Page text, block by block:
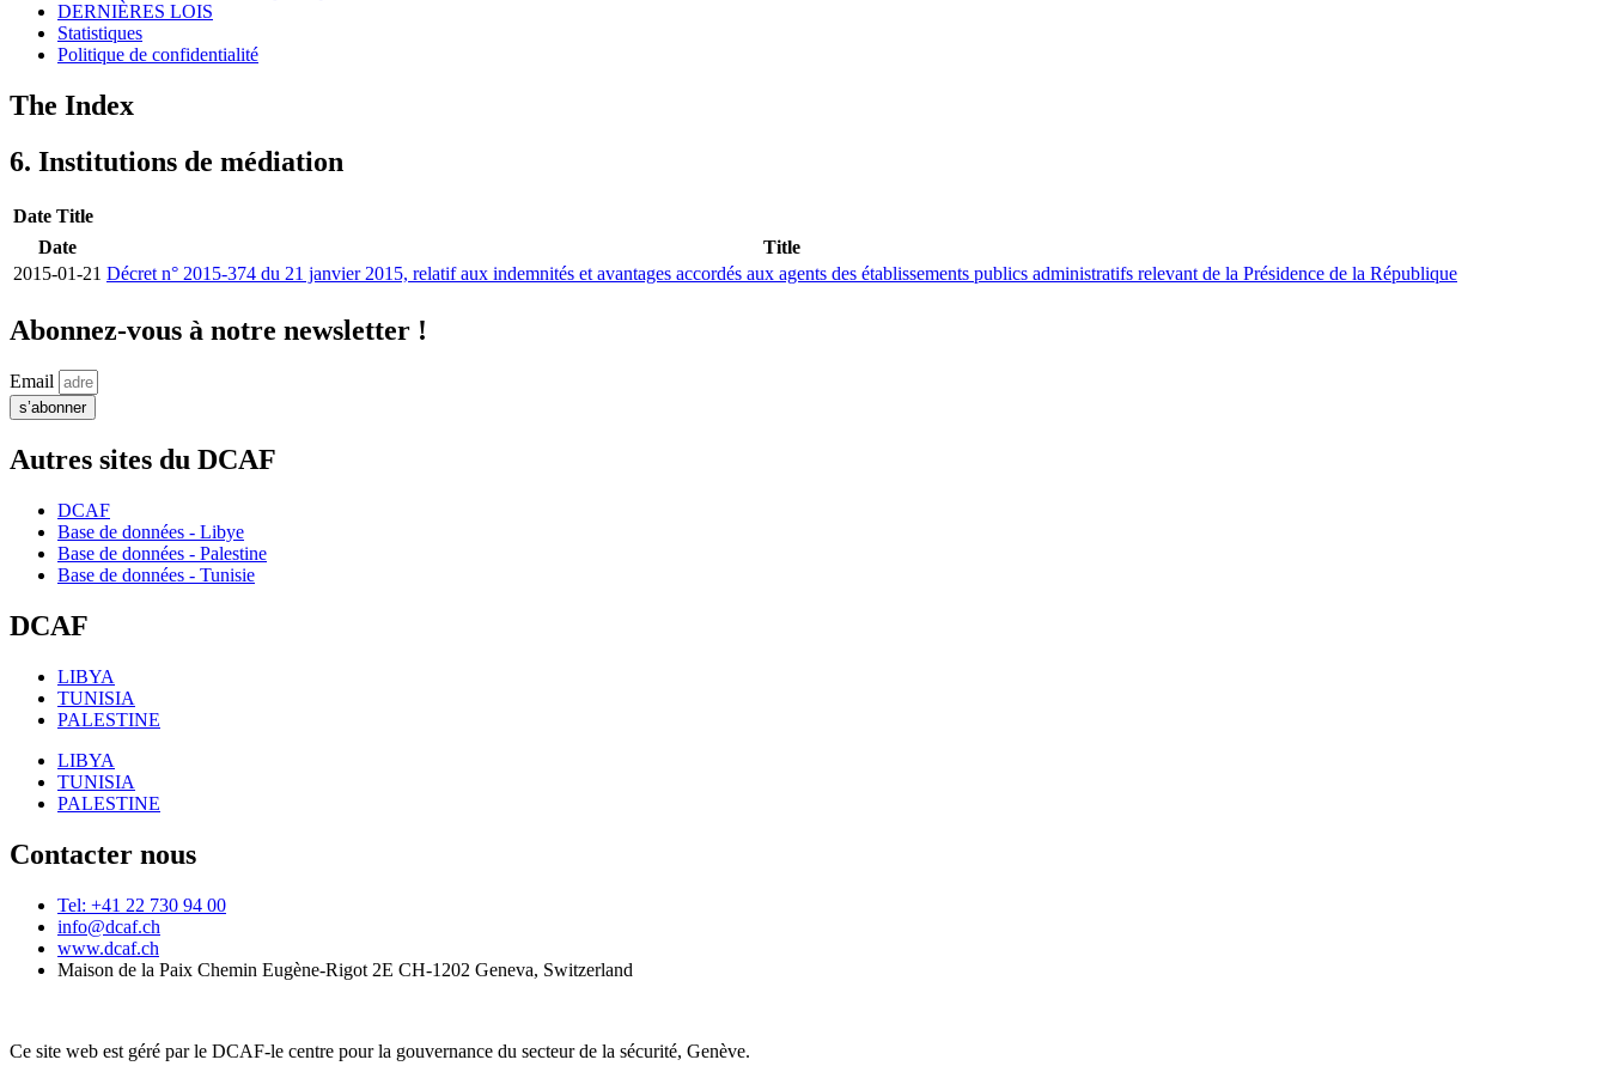
DERNIÈRES LOIS
Statistiques
Politique de confidentialité
The Index
6. Institutions de médiation
Date Title
Date
Title
2015-01-21 Décret n° 2015-374 du 21 janvier 2015, relatif aux indemnités et avantages accordés aux agents des établissements publics administratifs relevant de la Présidence de la République
Abonnez-vous à notre newsletter !
Email
s’abonner
Autres sites du DCAF
DCAF
Base de données - Libye
Base de données - Palestine
Base de données - Tunisie
DCAF
LIBYA
TUNISIA
PALESTINE
LIBYA
TUNISIA
PALESTINE
Contacter nous
Tel: +41 22 730 94 00
info@dcaf.ch
www.dcaf.ch
Maison de la Paix Chemin Eugène-Rigot 2E CH-1202 Geneva, Switzerland
Ce site web est géré par le DCAF-le centre pour la gouvernance du secteur de la sécurité, Genève.